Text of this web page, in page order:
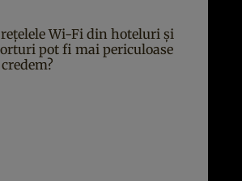
rețelele Wi-Fi din hoteluri și
pot fi mai periculoase